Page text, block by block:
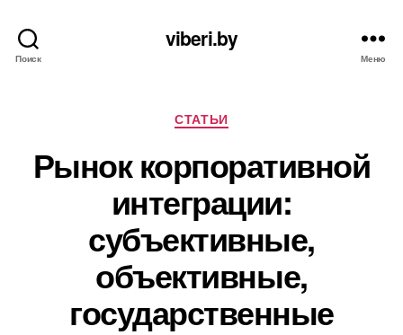
Поиск
viberi.by
Меню
Рубрики
СТАТЬИ
Рынок корпоративной
интеграции:
субъективные,
объективные,
государственные